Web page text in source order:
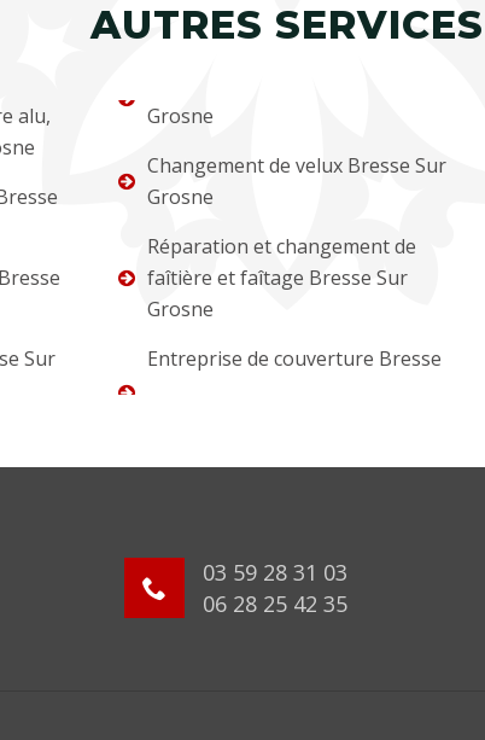
AUTRES SERVICES
alu,
Sur
Grosne
Changement de velux Bresse Sur
Grosne
Réparation et changement de
faîtière et faîtage Bresse Sur
Grosne
Entreprise de couverture Bresse
03 59 28 31 03
06 28 25 42 35